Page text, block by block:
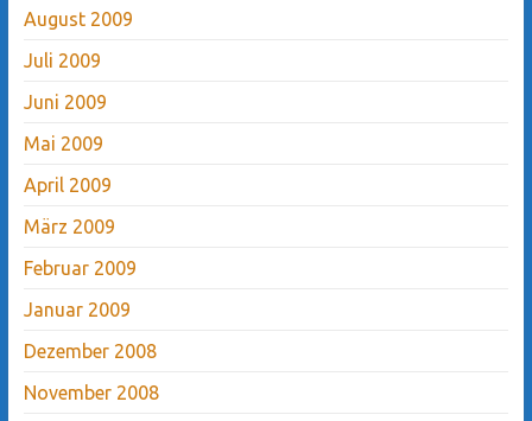
August 2009
Juli 2009
Juni 2009
Mai 2009
April 2009
März 2009
Februar 2009
Januar 2009
Dezember 2008
November 2008